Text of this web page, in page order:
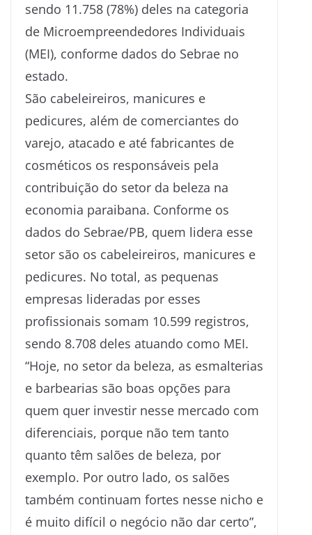
sendo 11.758 (78%) deles na categoria
de Microempreendedores Individuais
(MEI), conforme dados do Sebrae no
estado.
São cabeleireiros, manicures e
pedicures, além de comerciantes do
varejo, atacado e até fabricantes de
cosméticos os responsáveis pela
contribuição do setor da beleza na
economia paraibana. Conforme os
dados do Sebrae/PB, quem lidera esse
setor são os cabeleireiros, manicures e
pedicures. No total, as pequenas
empresas lideradas por esses
profissionais somam 10.599 registros,
sendo 8.708 deles atuando como MEI.
“Hoje, no setor da beleza, as esmalterias
e barbearias são boas opções para
quem quer investir nesse mercado com
diferenciais, porque não tem tanto
quanto têm salões de beleza, por
exemplo. Por outro lado, os salões
também continuam fortes nesse nicho e
é muito difícil o negócio não dar certo”,